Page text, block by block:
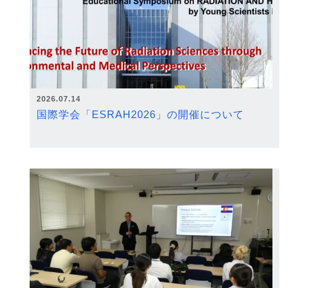
2026.07.14
国際学会「ESRAH2026」の開催について